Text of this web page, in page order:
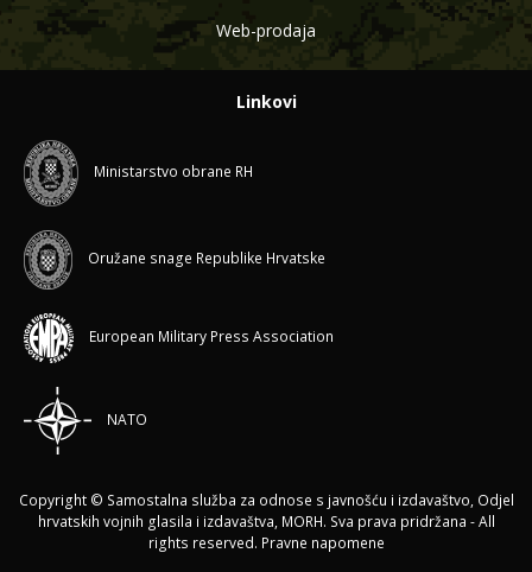
Web-prodaja
Linkovi
Ministarstvo obrane RH
Oružane snage Republike Hrvatske
European Military Press Association
NATO
Copyright © Samostalna služba za odnose s javnošću i izdavaštvo, Odjel
hrvatskih vojnih glasila i izdavaštva, MORH. Sva prava pridržana - All
rights reserved. Pravne napomene